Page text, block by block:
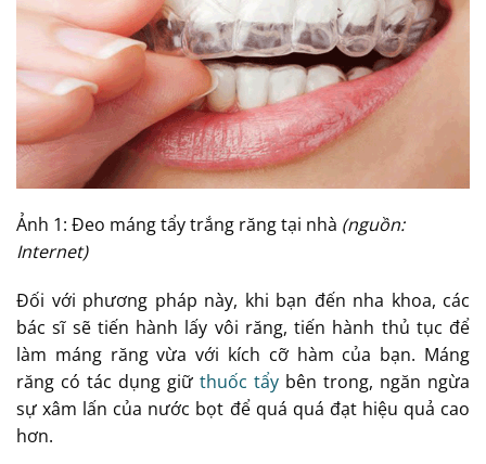
Ảnh 1: Đeo máng tẩy trắng răng tại nhà (nguồn:
Internet)
Đối với phương pháp này, khi bạn đến nha khoa, các
bác sĩ sẽ tiến hành lấy vôi răng, tiến hành thủ tục để
làm máng răng vừa với kích cỡ hàm của bạn. Máng
răng có tác dụng giữ thuốc tẩy bên trong, ngăn ngừa
sự xâm lấn của nước bọt để quá quá đạt hiệu quả cao
hơn.